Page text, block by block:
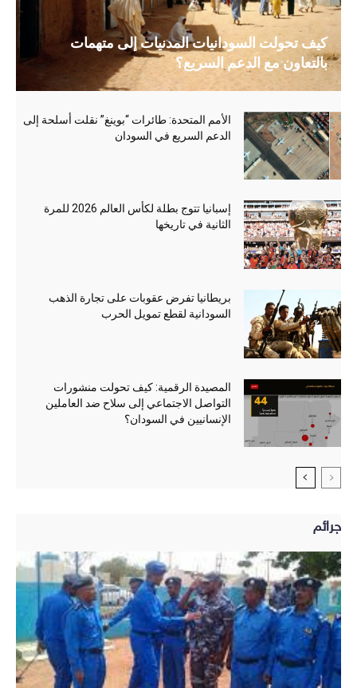
كيف تحولت السودانيات المدنيات إلى متهمات
بالتعاون مع الدعم السريع؟
الأمم المتحدة: طائرات “بوينغ” نقلت أسلحة إلى
الدعم السريع في السودان
إسبانيا تتوج بطلة لكأس العالم 2026 للمرة
الثانية في تاريخها
بريطانيا تفرض عقوبات على تجارة الذهب
السودانية لقطع تمويل الحرب
المصيدة الرقمية: كيف تحولت منشورات
التواصل الاجتماعي إلى سلاح ضد العاملين
الإنسانيين في السودان؟
جرائم